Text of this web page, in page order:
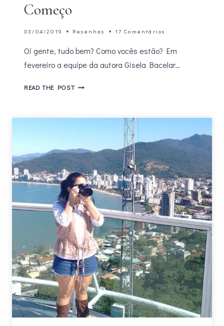
Começo
03/04/2019 Resenhas 17 Comentários
Oi gente, tudo bem? Como vocês estão? Em
fevereiro a equipe da autora Gisela Bacelar…
READ THE POSTPERIGOSA
O